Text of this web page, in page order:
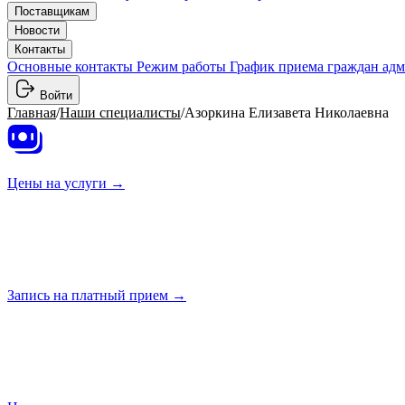
Поставщикам
Новости
Контакты
Основные контакты Режим работы График приема граждан
Войти
Главная/Наши специалисты/Азоркина Елизавета Николаевна
Цены на услуги →
Запись на платный прием →